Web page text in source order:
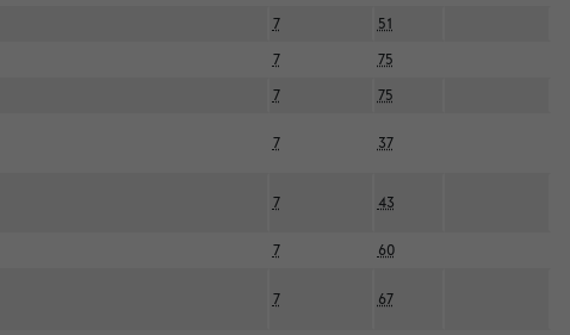
7
51
7
75
7 75
7 37
7 43
7 60
7 67